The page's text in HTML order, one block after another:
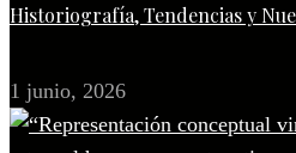
Historiografía, Tendencias y
1 junio, 2026